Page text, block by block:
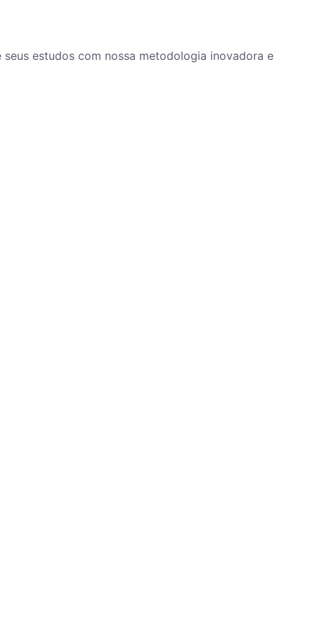
estudos com nossa metodologia inovadora e